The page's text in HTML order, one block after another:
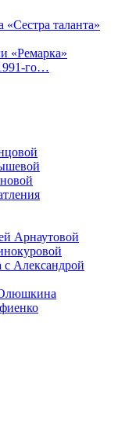
«Сестра таланта»
«Ремарка»
го…
Арнаутовой
с Александрой